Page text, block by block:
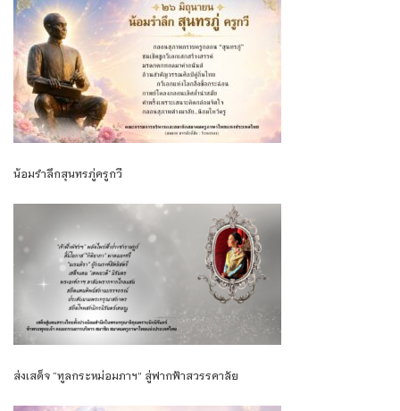
น้อมรำลึกสุนทรภู่ครูกวี
ส่งเสด็จ “ทูลกระหม่อมภาฯ” สู่ฟากฟ้าสวรรคาลัย